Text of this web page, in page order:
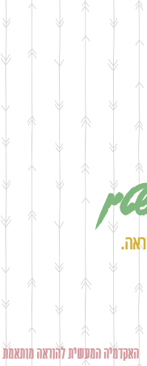
האקדמיה המעשית להוראה מותאמת